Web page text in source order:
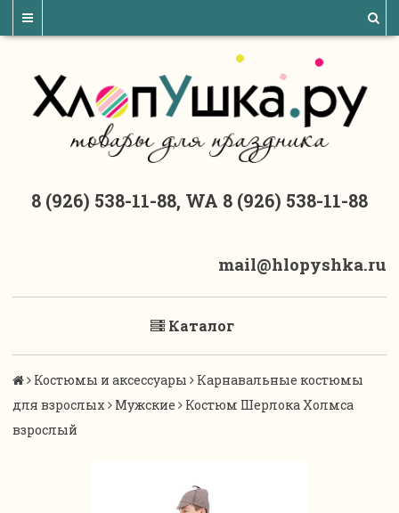
8 (926) 538-11-88, WA 8 (926) 538-11-88
mail@hlopyshka.ru
Каталог
Костюмы и аксессуары
Карнавальные костюмы
для взрослых
Мужские
Костюм Шерлока Холмса
взрослый